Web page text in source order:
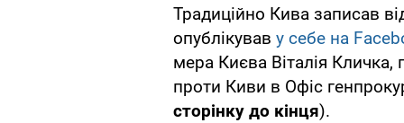
Традиційно Кива записав
опублікував у себе на
мера Києва Віталія Кличка,
проти Киви в Офіс
сторінку до кінця).